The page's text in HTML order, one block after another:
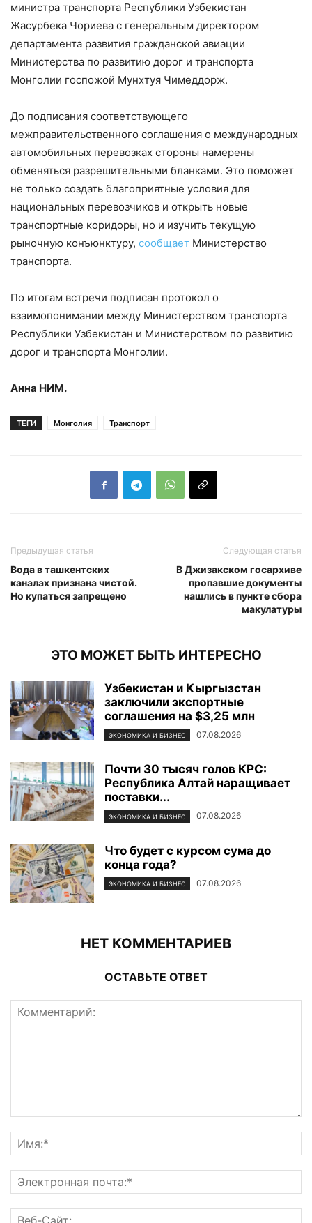
министра транспорта Республики Узбекистан
Жасурбека Чориева с генеральным директором
департамента развития гражданской авиации
Министерства по развитию дорог и транспорта
Монголии госпожой Мунхтуя Чимеддорж.
До подписания соответствующего
межправительственного соглашения о международных
автомобильных перевозках стороны намерены
обменяться разрешительными бланками. Это поможет
не только создать благоприятные условия для
национальных перевозчиков и открыть новые
транспортные коридоры, но и изучить текущую
рыночную конъюнктуру, сообщает Министерство
транспорта.
По итогам встречи подписан протокол о
взаимопонимании между Министерством транспорта
Республики Узбекистан и Министерством по развитию
дорог и транспорта Монголии.
Анна НИМ.
ТЕГИ Монголия Транспорт
Предыдущая статья
Вода в ташкентских
каналах признана чистой.
Но купаться запрещено
Следующая статья
В Джизакском госархиве
пропавшие документы
нашлись в пункте сбора
макулатуры
ЭТО МОЖЕТ БЫТЬ ИНТЕРЕСНО
Узбекистан и Кыргызстан
заключили экспортные
соглашения на $3,25 млн
ЭКОНОМИКА И БИЗНЕС 07.08.2026
Почти 30 тысяч голов КРС:
Республика Алтай наращивает
поставки...
ЭКОНОМИКА И БИЗНЕС 07.08.2026
Что будет с курсом сума до
конца года?
ЭКОНОМИКА И БИЗНЕС 07.08.2026
НЕТ КОММЕНТАРИЕВ
ОСТАВЬТЕ ОТВЕТ